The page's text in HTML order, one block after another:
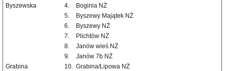
Byszewska
4.
Boginia NŻ
5.
Byszewy Majątek NŻ
6.
Byszewy NŻ
7.
Plichtów NŻ
8.
Janów wieś NŻ
9.
Janów 7b NŻ
Grabina
10. Grabina/Lipowa NŻ